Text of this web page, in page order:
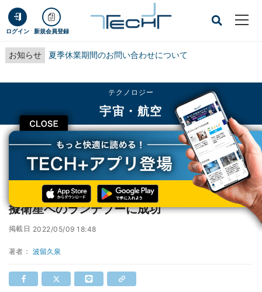
ログイン 新規会員登録
お知らせ 夏季休業期間のお問い合わせについて
CLOSE
テクノロジー
宇宙・航空
TECH+ テクノロジー
宇宙・航空
アストロスケールの技術実証衛星、デブリ摸擬衛星へのランデブーに成功
アストロスケールの技術実証衛星、デブリ摸
擬衛星へのランデブーに成功
掲載日 2022/05/09 18:48
著者： 波留久泉